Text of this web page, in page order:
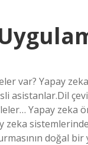
var? Yapay
asistanlar.Dil
Yapay zeka
zeka
doğal